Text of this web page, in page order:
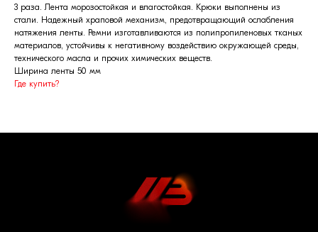
3 раза. Лента морозостойкая и влагостойкая. Крюки выполнены из
стали. Надежный храповой механизм, предотвращающий ослабления
натяжения ленты. Ремни изготавливаются из полипропиленовых тканых
материалов, устойчивы к негативному воздействию окружающей среды,
технического масла и прочих химических веществ.
Ширина ленты 50 мм
Где купить?